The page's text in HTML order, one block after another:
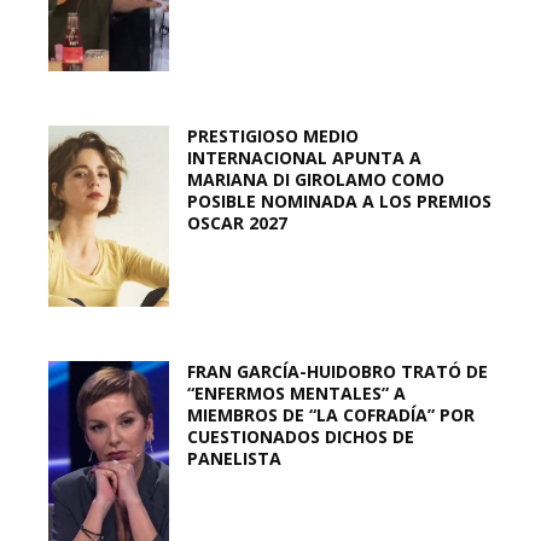
PRESTIGIOSO MEDIO
INTERNACIONAL APUNTA A
MARIANA DI GIROLAMO COMO
POSIBLE NOMINADA A LOS PREMIOS
OSCAR 2027
FRAN GARCÍA-HUIDOBRO TRATÓ DE
“ENFERMOS MENTALES” A
MIEMBROS DE “LA COFRADÍA” POR
CUESTIONADOS DICHOS DE
PANELISTA